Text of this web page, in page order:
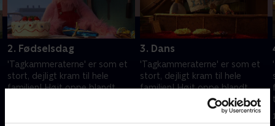
2. Fødselsdag
'Tagkammeraterne' er som et
stort, dejligt kram til hele
familien! Højt oppe blandt
3. Dans
'Tagkammeraterne' er som et
stort, dejligt kram til hele
familien! Højt oppe blandt
tagryggene bor en bande vilde
og opfindsomme figurer